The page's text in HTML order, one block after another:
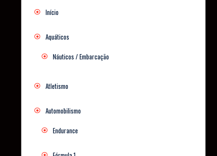
Início
Aquáticos
Náuticos / Embarcação
Atletismo
Automobilismo
Endurance